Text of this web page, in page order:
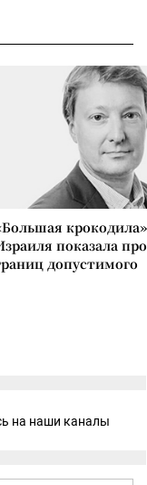
показала
допустимого
на наши каналы